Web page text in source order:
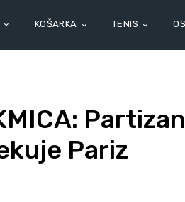
KOŠARKA TENIS
Pariz